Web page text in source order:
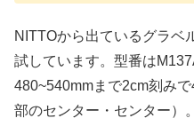
NITTOから出ているグラベ
試しています。型番は
480~540mmまで2cm刻み
部のセンター・センター）。